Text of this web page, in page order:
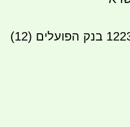
העברה בנקאית לחשבון 12230 בנק הפועלים (12)